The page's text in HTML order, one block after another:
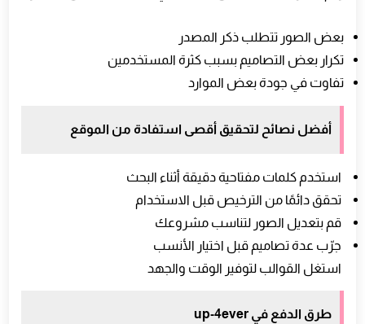
بعض الصور تتطلب ذكر المصدر
تكرار بعض التصاميم بسبب كثرة المستخدمين
تفاوت في جودة بعض الموارد
أفضل نصائح لتحقيق أقصى استفادة من الموقع
استخدم كلمات مفتاحية دقيقة أثناء البحث
تحقق دائمًا من الترخيص قبل الاستخدام
قم بتعديل الصور لتناسب مشروعك
جرّب عدة تصاميم قبل اختيار الأنسب
استغل القوالب لتوفير الوقت والجهد
طرق الدفع في up-4ever